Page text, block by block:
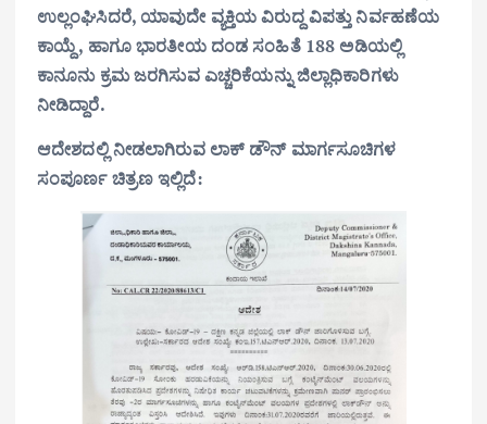
ಉಲ್ಲಂಘಿಸಿದರೆ, ಯಾವುದೇ ವ್ಯಕ್ತಿಯ ವಿರುದ್ದ ವಿಪತ್ತು ನಿರ್ವಹಣೆಯ
ಕಾಯ್ದೆ , ಹಾಗೂ ಭಾರತೀಯ ದಂಡ ಸಂಹಿತೆ 188 ಅಡಿಯಲ್ಲಿ
ಕಾನೂನು ಕ್ರಮ ಜರಗಿಸುವ ಎಚ್ಚರಿಕೆಯನ್ನು ಜಿಲ್ಲಾಧಿಕಾರಿಗಳು
ನೀಡಿದ್ದಾರೆ.
ಆದೇಶದಲ್ಲಿ ನೀಡಲಾಗಿರುವ ಲಾಕ್ ಡೌನ್ ಮಾರ್ಗಸೂಚಿಗಳ
ಸಂಪೂರ್ಣ ಚಿತ್ರಣ ಇಲ್ಲಿದೆ: